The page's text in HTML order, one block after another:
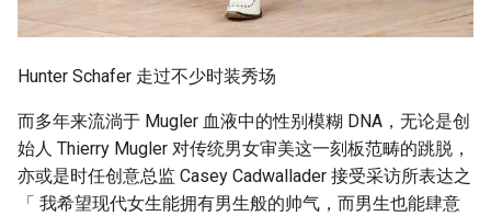
Hunter Schafer 走过不少时装秀场
而多年来流淌于 Mugler 血液中的性别模糊 DNA，无论是创
始人 Thierry Mugler 对传统男女审美这一刻板范畴的跳脱，
亦或是时任创意总监 Casey Cadwallader 接受采访所表达之
「 我希望现代女生能拥有男生般的帅气，而男生也能肆意